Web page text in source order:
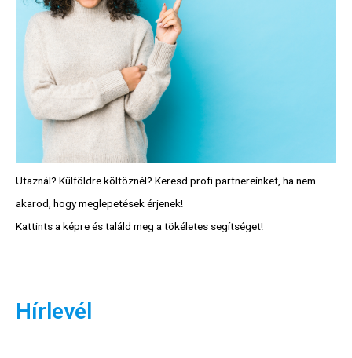
Utaznál? Külföldre költöznél? Keresd profi partnereinket, ha nem
akarod, hogy meglepetések érjenek!
Kattints a képre és találd meg a tökéletes segítséget!
Hírlevél